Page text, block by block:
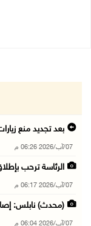
بعد تجديد منع
07/آب/2026 06:26 م
الرئاسة ترحب
07/آب/2026 06:17 م
(محدث) نابلس:
07/آب/2026 06:04 م